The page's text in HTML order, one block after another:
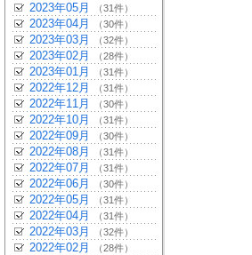
2023年05月 （31件）
2023年04月 （30件）
2023年03月 （32件）
2023年02月 （28件）
2023年01月 （31件）
2022年12月 （31件）
2022年11月 （30件）
2022年10月 （31件）
2022年09月 （30件）
2022年08月 （31件）
2022年07月 （31件）
2022年06月 （30件）
2022年05月 （31件）
2022年04月 （31件）
2022年03月 （32件）
2022年02月 （28件）